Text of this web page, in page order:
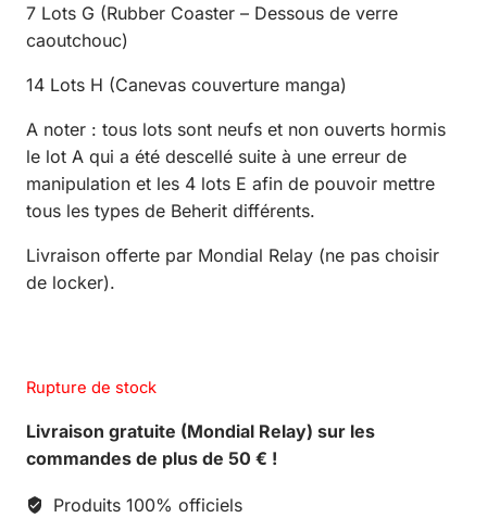
7 Lots G (Rubber Coaster – Dessous de verre
caoutchouc)
14 Lots H (Canevas couverture manga)
A noter : tous lots sont neufs et non ouverts hormis
le lot A qui a été descellé suite à une erreur de
manipulation et les 4 lots E afin de pouvoir mettre
tous les types de Beherit différents.
Livraison offerte par Mondial Relay (ne pas choisir
de locker).
Rupture de stock
Livraison gratuite (Mondial Relay) sur les
commandes de plus de 50 € !
Produits 100% officiels